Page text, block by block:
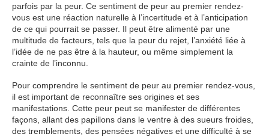
parfois par la peur. Ce sentiment de peur au premier rendez-
vous est une réaction naturelle à l’incertitude et à l’anticipation
de ce qui pourrait se passer. Il peut être alimenté par une
multitude de facteurs, tels que la peur du rejet, l’anxiété liée à
l’idée de ne pas être à la hauteur, ou même simplement la
crainte de l’inconnu.
Pour comprendre le sentiment de peur au premier rendez-vous,
il est important de reconnaître ses origines et ses
manifestations. Cette peur peut se manifester de différentes
façons, allant des papillons dans le ventre à des sueurs froides,
des tremblements, des pensées négatives et une difficulté à se